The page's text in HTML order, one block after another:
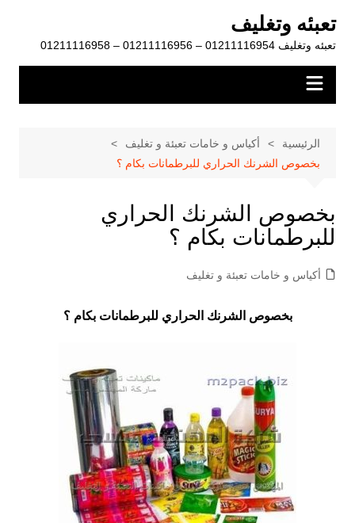
المحتوى
تعبئه وتغليف
تعبئه وتغليف 01211116954 – 01211116956 – 01211116958
الرئيسية
أكياس و خامات تعبئة و تغليف
بخصوص الشرنك الحراري للبرطمانات بكام ؟
بخصوص الشرنك الحراري
للبرطمانات بكام ؟
أكياس و خامات تعبئة و تغليف
بخصوص الشرنك الحراري للبرطمانات بكام ؟